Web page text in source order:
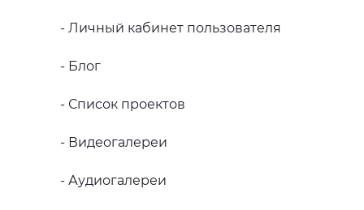
- Личный кабинет пользователя
- Блог
- Список проектов
- Видеогалереи
- Аудиогалереи